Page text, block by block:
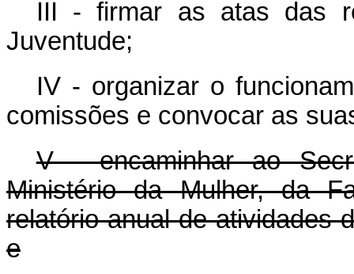
III - firmar as atas das
Juventude;
IV - organizar o
comissões e convocar as
V - encaminhar ao
Ministério da Mulher, da
relatório anual de atividades
e